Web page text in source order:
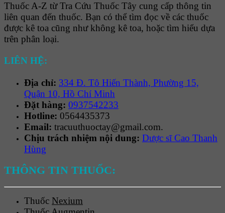
Thuốc A-Z từ Tra Cứu Thuốc Tây cung cấp thông tin
liên quan đến thuốc. Bạn có thể tìm đọc về các thuốc
được kê toa cũng như không kê toa, hoặc tìm hiểu dựa
trên phân loại.
LIÊN HỆ:
Địa chỉ: 334 Đ. Tô Hiến Thành, Phường 15,
Quận 10, Hồ Chí Minh
Đặt hàng: 0937542233
Hotline: 0564435373
Email: tracuuthuoctay@gmail.com.
Chịu trách nhiệm nội dung: Dược sĩ Cao Thanh
Hùng
THÔNG TIN THUỐC:
Thuốc Nexium